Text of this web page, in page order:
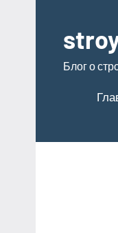
содержимому
Блог о